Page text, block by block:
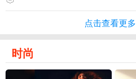
点击查看更多
时尚